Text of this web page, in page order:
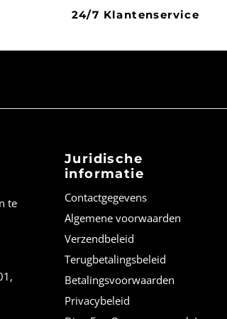
24/7 Klantenservice
te
Juridische
informatie
Contactgegevens
Algemene voorwaarden
Verzendbeleid
Terugbetalingsbeleid
Betalingsvoorwaarden
Privacybeleid